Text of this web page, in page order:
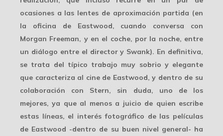
ocasiones a las lentes de aproximación partida (en
la oficina de Eastwood, cuando conversa con
Morgan Freeman, y en el coche, por la noche, entre
un diálogo entre el director y Swank). En definitiva,
se trata del típico trabajo muy sobrio y elegante
que caracteriza al cine de Eastwood, y dentro de su
colaboración con Stern, sin duda, uno de los
mejores, ya que al menos a juicio de quien escribe
estas líneas, el interés fotográfico de las películas
de Eastwood -dentro de su buen nivel general- ha